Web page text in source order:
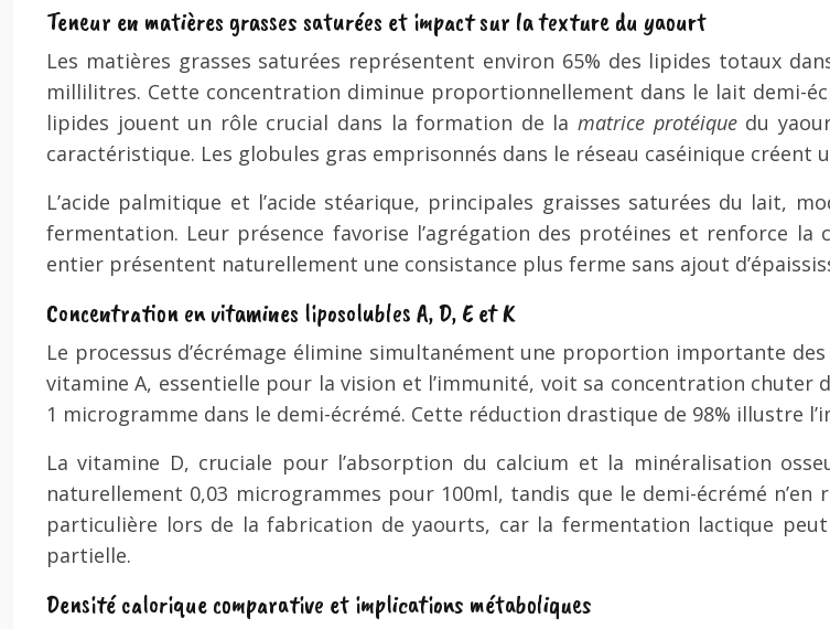
Teneur en matières grasses saturées et impact sur la texture du yaourt
Les matières grasses saturées représentent environ 65% des lipides totaux
millilitres. Cette concentration diminue proportionnellement dans le lait demi-
lipides jouent un rôle crucial dans la formation de la matrice protéique du
caractéristique. Les globules gras emprisonnés dans le réseau caséinique
L’acide palmitique et l’acide stéarique, principales graisses saturées du lait,
fermentation. Leur présence favorise l’agrégation des protéines et renforce
entier présentent naturellement une consistance plus ferme sans ajout
Concentration en vitamines liposolubles A, D, E et K
Le processus d’écrémage élimine simultanément une proportion importante
vitamine A, essentielle pour la vision et l’immunité, voit sa concentration
1 microgramme dans le demi-écrémé. Cette réduction drastique de 98% illustre
La vitamine D, cruciale pour l’absorption du calcium et la minéralisation
naturellement 0,03 microgrammes pour 100ml, tandis que le demi-écrémé
particulière lors de la fabrication de yaourts, car la fermentation lactique
partielle.
Densité calorique comparative et implications métaboliques